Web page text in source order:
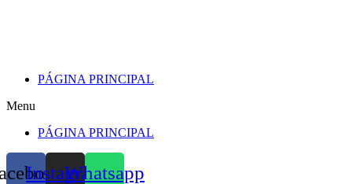
PÁGINA PRINCIPAL
Menu
PÁGINA PRINCIPAL
InstagramWhatsapp